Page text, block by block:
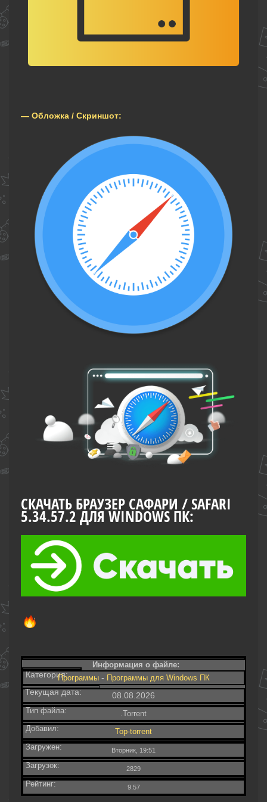
— Обложка / Скриншот:
СКАЧАТЬ БРАУЗЕР САФАРИ / SAFARI
5.34.57.2 ДЛЯ WINDOWS ПК:
Информация о файле:
Категория:Программы- Программы для Windows ПК
Текущая дата: 08.08.2026
Тип файла:
.Torrent
Добавил:
Top-torrent
Загружен:
Вторник, 19:51
Загрузок: 2829
Рейтинг: 9.57